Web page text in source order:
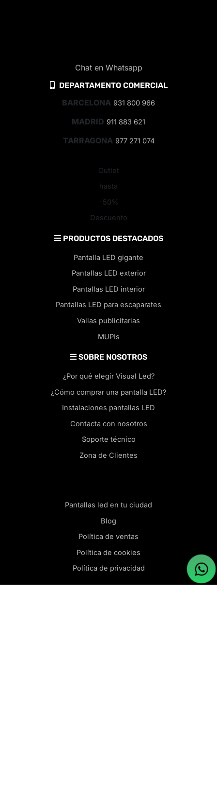
Chat en Whatsapp
DEPARTAMENTO COMERCIAL
BARCELONA 931 800 966
MADRID 911 883 621
TARRAGONA 977 271 074
Outlet
hasta
-50%
Descuento
PRODUCTOS DESTACADOS
Pantalla LED gigante
Pantallas LED exterior
Pantallas LED interior
Pantallas LED para escaparates
Vallas publicitarias
MUPIs
SOBRE NOSOTROS
¿Por qué elegir Visual Led?
¿Cómo comprar una pantalla LED?
Instalaciones pantallas LED
Contacta con nosotros
Soporte técnico
Zona de Clientes
Pantallas led en tu ciudad
Blog
Política de ventas
Política de cookies
Política de privacidad